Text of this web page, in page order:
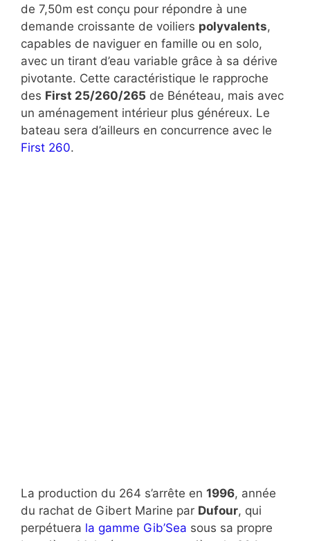
de 7,50m est conçu pour répondre à une
demande croissante de voiliers polyvalents,
capables de naviguer en famille ou en solo,
avec un tirant d’eau variable grâce à sa dérive
pivotante. Cette caractéristique le rapproche
des First 25/260/265 de Bénéteau, mais avec
un aménagement intérieur plus généreux. Le
bateau sera d’ailleurs en concurrence avec le
First 260.
La production du 264 s’arrête en 1996, année
du rachat de Gibert Marine par Dufour, qui
perpétuera la gamme Gib’Sea sous sa propre